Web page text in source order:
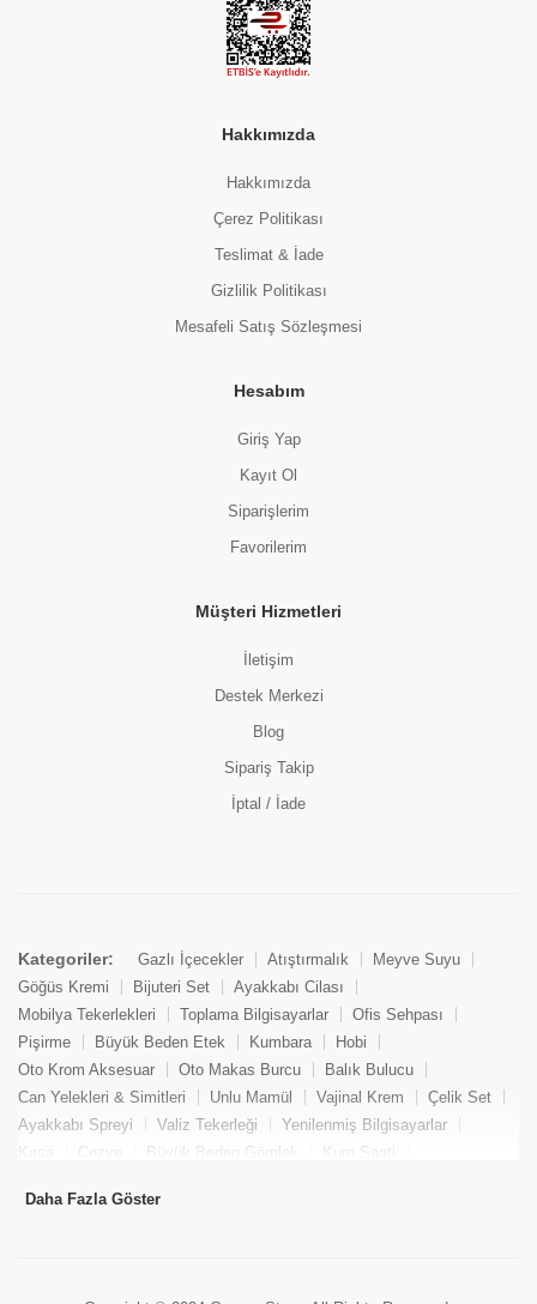
Hakkımızda
Hakkımızda
Çerez Politikası
Teslimat & İade
Gizlilik Politikası
Mesafeli Satış Sözleşmesi
Hesabım
Giriş Yap
Kayıt Ol
Siparişlerim
Favorilerim
Müşteri Hizmetleri
İletişim
Destek Merkezi
Blog
Sipariş Takip
İptal / İade
Kategoriler: Gazlı İçecekler Atıştırmalık
Meyve Suyu
Göğüs Kremi
Bijuteri Set
Ayakkabı Cilası
Mobilya Tekerlekleri
Toplama Bilgisayarlar
Ofis Sehpası
Pişirme
Büyük Beden Etek Kumbara
Hobi
Oto Krom Aksesuar
Oto Makas Burcu
Balık Bulucu
Can Yelekleri & Simitleri
Unlu Mamül Vajinal Krem
Çelik Set
Ayakkabı Spreyi
Valiz Tekerleği
Yenilenmiş Bilgisayarlar
Kasa
Cezve Büyük Beden Gömlek
Kum Saati
Tekne Bağlama & Demirleme
Daha Fazla Göster